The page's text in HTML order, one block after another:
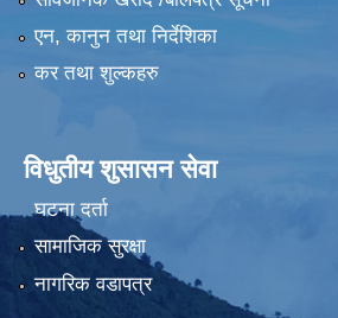
एन, कानुन तथा निर्देशिका
कर तथा शुल्कहरु
विधुतीय शुसासन सेवा
घटना दर्ता
सामाजिक सुरक्षा
नागरिक वडापत्र